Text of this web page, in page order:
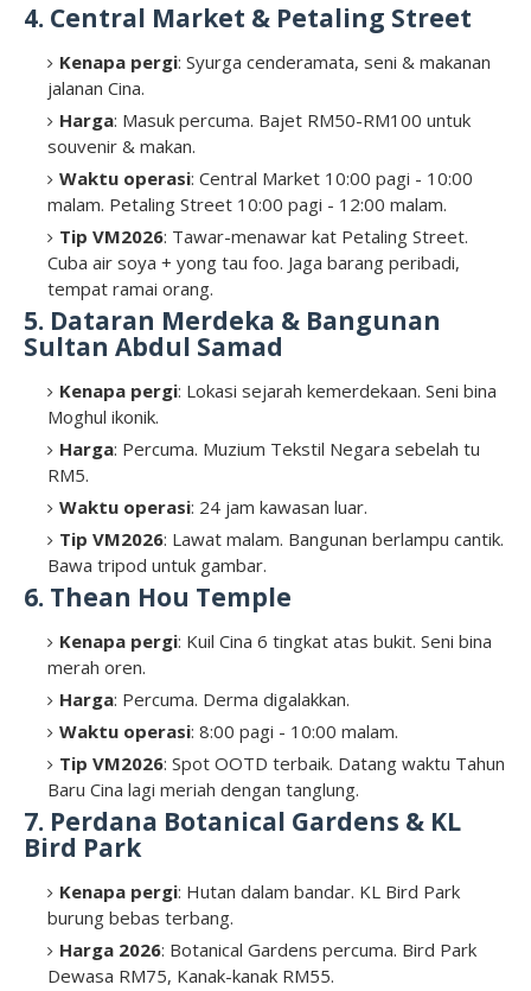
4. Central Market & Petaling Street
Kenapa pergi: Syurga cenderamata, seni & makanan
jalanan Cina.
Harga: Masuk percuma. Bajet RM50-RM100 untuk
souvenir & makan.
Waktu operasi: Central Market 10:00 pagi - 10:00
malam. Petaling Street 10:00 pagi - 12:00 malam.
Tip VM2026: Tawar-menawar kat Petaling Street.
Cuba air soya + yong tau foo. Jaga barang peribadi,
tempat ramai orang.
5. Dataran Merdeka & Bangunan
Sultan Abdul Samad
Kenapa pergi: Lokasi sejarah kemerdekaan. Seni bina
Moghul ikonik.
Harga: Percuma. Muzium Tekstil Negara sebelah tu
RM5.
Waktu operasi: 24 jam kawasan luar.
Tip VM2026: Lawat malam. Bangunan berlampu cantik.
Bawa tripod untuk gambar.
6. Thean Hou Temple
Kenapa pergi: Kuil Cina 6 tingkat atas bukit. Seni bina
merah oren.
Harga: Percuma. Derma digalakkan.
Waktu operasi: 8:00 pagi - 10:00 malam.
Tip VM2026: Spot OOTD terbaik. Datang waktu Tahun
Baru Cina lagi meriah dengan tanglung.
7. Perdana Botanical Gardens & KL
Bird Park
Kenapa pergi: Hutan dalam bandar. KL Bird Park
burung bebas terbang.
Harga 2026: Botanical Gardens percuma. Bird Park
Dewasa RM75, Kanak-kanak RM55.